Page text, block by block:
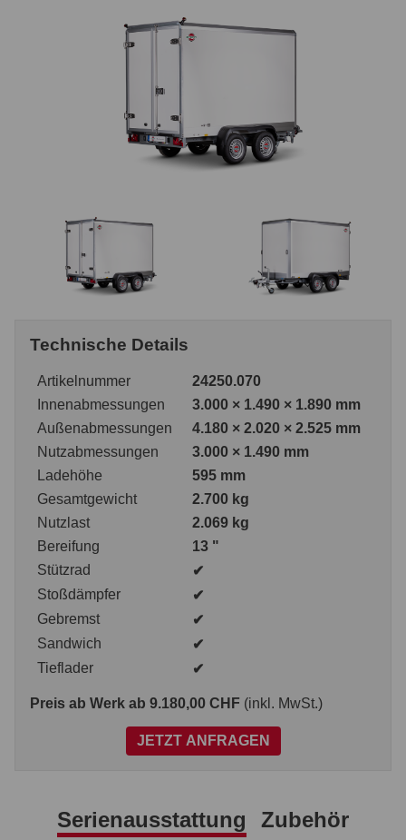
Technische Details
Artikelnummer
24250.070
Innenabmessungen
3.000 × 1.490 × 1.890 mm
Außenabmessungen
4.180 × 2.020 × 2.525 mm
Nutzabmessungen
3.000 × 1.490 mm
Ladehöhe
595 mm
Gesamtgewicht
2.700 kg
Nutzlast
2.069 kg
Bereifung
13 "
Stützrad
✔
Stoßdämpfer
✔
Gebremst
✔
Sandwich
✔
Tieflader
✔
Preis ab Werk ab 9.180,00 CHF (inkl. MwSt.)
JETZT ANFRAGEN
Serienausstattung Zubehör